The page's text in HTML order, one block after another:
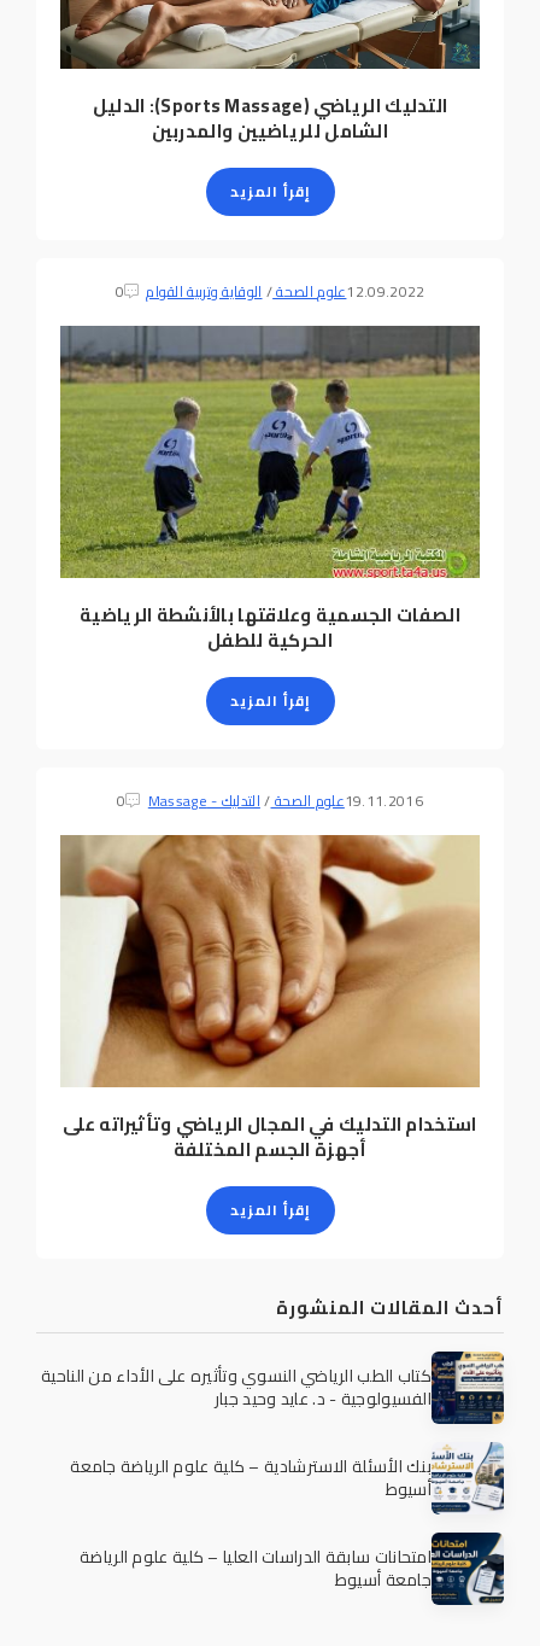
التدليك الرياضي (Sports Massage): الدليل
الشامل للرياضيين والمدربين
إقرأ المزيد
12.09.2022علوم الصحة/الوقاية وتربية القوام 0
الصفات الجسمية وعلاقتها بالأنشطة الرياضية
الحركية للطفل
إقرأ المزيد
19.11.2016علوم الصحة/التدليك - Massage 0
استخدام التدليك في المجال الرياضي وتأثيراته على
أجهزة الجسم المختلفة
إقرأ المزيد
أحدث المقالات المنشورة
كتاب الطب الرياضي النسوي وتأثيره على الأداء من الناحية
الفسيولوجية - د. عايد وحيد جبار
بنك الأسئلة الاسترشادية – كلية علوم الرياضة جامعة
أسيوط
امتحانات سابقة الدراسات العليا – كلية علوم الرياضة
جامعة أسيوط